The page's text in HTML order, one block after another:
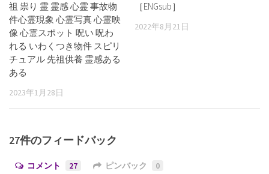
祖 祟り 霊 霊感 心霊 事故物
件心霊現象 心霊写真 心霊映
像 心霊スポット 呪い 呪わ
れる いわくつき物件 スピリ
チュアル 先祖供養 霊感ある
ある
2023年1月28日
［ENGsub］
2022年8月21日
27件のフィードバック
コメント 27 ピンバック 0